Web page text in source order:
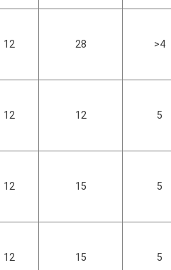
12 28 >4
12 12 5
12 15 5
12 15 5